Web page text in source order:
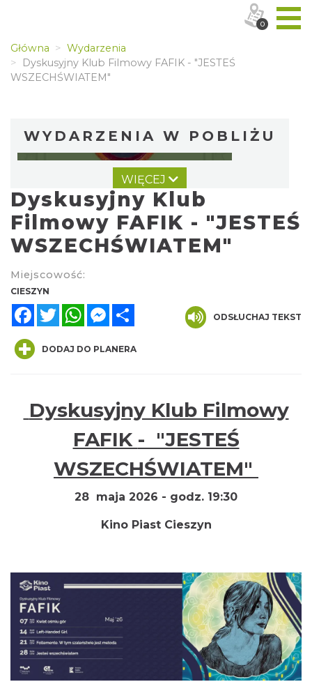
Główna
Wydarzenia
Dyskusyjny Klub Filmowy FAFIK - "JESTEŚ
WSZECHŚWIATEM"
WYDARZENIA W POBLIŻU
0.03 km
Cieszyn
2026-08-16
0.03 km
WIĘCEJ
Dyskusyjny Klub
Filmowy FAFIK - "JESTEŚ
WSZECHŚWIATEM"
Miejscowość:
CIESZYN
FacebookTwitterWhatsAppMessenger
ODSŁUCHAJ TEKST
DODAJ DO PLANERA
Dyskusyjny Klub Filmowy
FAFIK - "JESTEŚ
WSZECHŚWIATEM"
28 maja 2026 - godz. 19:30
Kino Piast Cieszyn
0